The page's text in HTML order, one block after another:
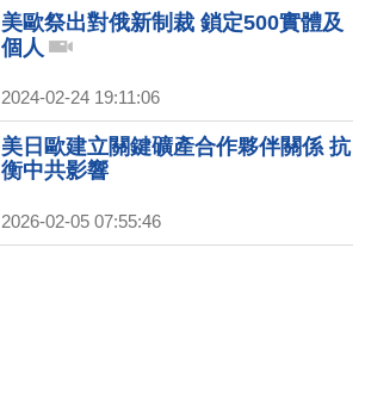
美歐祭出對俄新制裁 鎖定500實體及
個人
2024-02-24 19:11:06
美日歐建立關鍵礦產合作夥伴關係 抗
衡中共影響
2026-02-05 07:55:46